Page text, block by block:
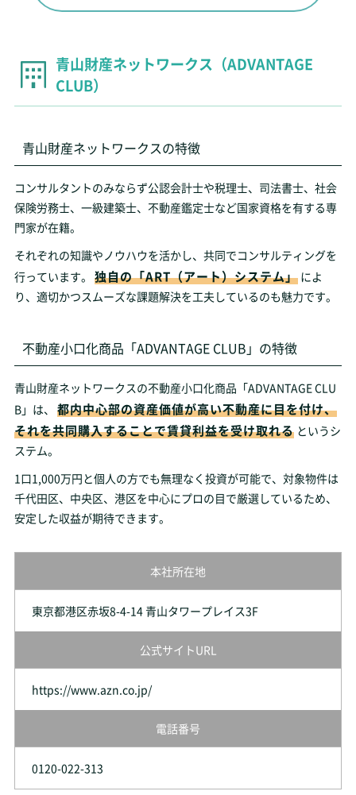
青山財産ネットワークス（ADVANTAGE
CLUB）
青山財産ネットワークスの特徴
コンサルタントのみならず公認会計士や税理士、司法書士、社会
保険労務士、一級建築士、不動産鑑定士など国家資格を有する専
門家が在籍。
それぞれの知識やノウハウを活かし、共同でコンサルティングを
行っています。 独自の「ART（アート）システム」 によ
り、適切かつスムーズな課題解決を工夫しているのも魅力です。
不動産小口化商品「ADVANTAGE CLUB」の特徴
青山財産ネットワークスの不動産小口化商品「ADVANTAGE CLU
B」は、
都内中心部の資産価値が高い不動産に目を付け、
それを共同購入することで賃貸利益を受け取れる というシ
ステム。
1口1,000万円と個人の方でも無理なく投資が可能で、対象物件は
千代田区、中央区、港区を中心にプロの目で厳選しているため、
安定した収益が期待できます。
本社所在地
東京都港区赤坂8-4-14 青山タワープレイス3F
公式サイトURL
https://www.azn.co.jp/
電話番号
0120-022-313